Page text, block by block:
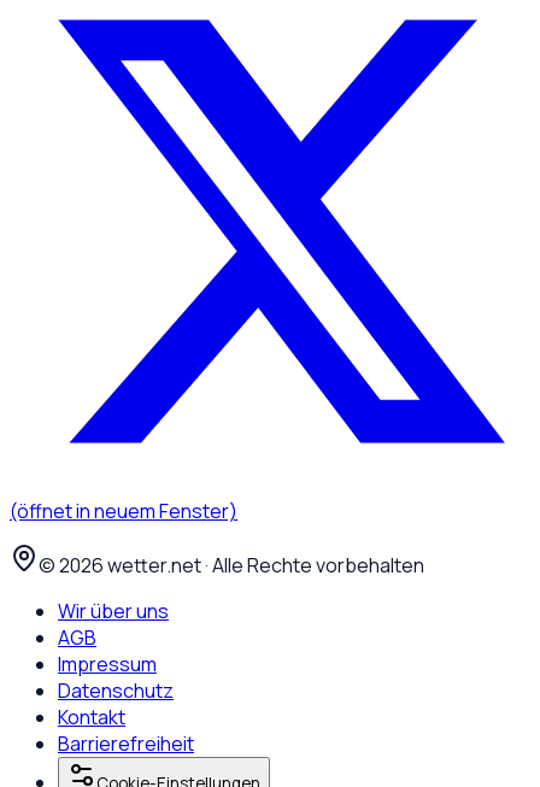
(öffnet in neuem Fenster)
©2026wetter.net · Alle Rechte vorbehalten
Wir über uns
AGB
Impressum
Datenschutz
Kontakt
Barrierefreiheit